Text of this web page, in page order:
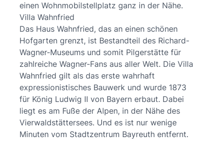
einen Wohnmobilstellplatz ganz in der Nähe.
Villa Wahnfried
Das Haus Wahnfried, das an einen schönen
Hofgarten grenzt, ist Bestandteil des Richard-
Wagner-Museums und somit Pilgerstätte für
zahlreiche Wagner-Fans aus aller Welt. Die Villa
Wahnfried gilt als das erste wahrhaft
expressionistisches Bauwerk und wurde 1873
für König Ludwig II von Bayern erbaut. Dabei
liegt es am Fuße der Alpen, in der Nähe des
Vierwaldstättersees. Und es ist nur wenige
Minuten vom Stadtzentrum Bayreuth entfernt.